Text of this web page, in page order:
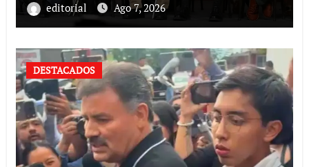
editorial Ago 7, 2026
DESTACADOS